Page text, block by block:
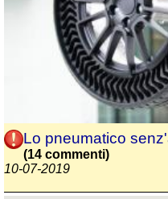
Lo pneumatico
(14 commenti)
10-07-2019